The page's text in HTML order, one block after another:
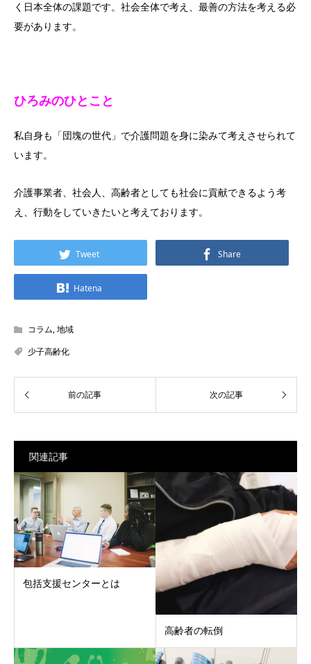
く日本全体の課題です。社会全体で考え、最善の方法を考える必
要があります。
ひろみのひとこと
私自身も「団塊の世代」で介護問題を身に染みて考えさせられて
います。
介護事業者、社会人、高齢者としても社会に貢献できるよう考
え、行動をしていきたいと考えております。
Tweet Share
Hatena
コラム,地域
少子高齢化
関連記事
包括支援センターとは
高齢者の転倒